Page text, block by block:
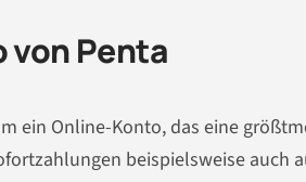
von Penta
ein Online-Konto, das eine
beispielsweise auch